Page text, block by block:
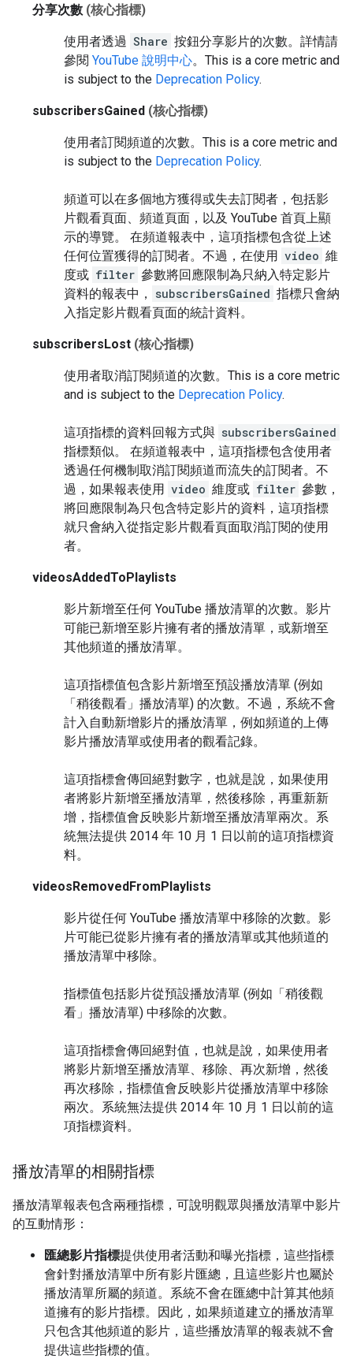
分享次數 (核心指標)
使用者透過 Share 按鈕分享影片的次數。詳情請
參閱 YouTube 說明中心。 This is a core metric and
is subject to the Deprecation Policy.
subscribersGained (核心指標)
使用者訂閱頻道的次數。 This is a core metric and
is subject to the Deprecation Policy.
頻道可以在多個地方獲得或失去訂閱者，包括影
片觀看頁面、頻道頁面，以及 YouTube 首頁上顯
示的導覽。 在頻道報表中，這項指標包含從上述
任何位置獲得的訂閱者。不過，在使用 video 維
度或 filter 參數將回應限制為只納入特定影片
資料的報表中，
subscribersGained 指標只會納
入指定影片觀看頁面的統計資料。
subscribersLost (核心指標)
使用者取消訂閱頻道的次數。 This is a core metric
and is subject to the Deprecation Policy.
這項指標的資料回報方式與 subscribersGained
指標類似。 在頻道報表中，這項指標包含使用者
透過任何機制取消訂閱頻道而流失的訂閱者。不
過，如果報表使用 video 維度或 filter 參數，
將回應限制為只包含特定影片的資料，這項指標
就只會納入從指定影片觀看頁面取消訂閱的使用
者。
videosAddedToPlaylists
影片新增至任何 YouTube 播放清單的次數。影片
可能已新增至影片擁有者的播放清單，或新增至
其他頻道的播放清單。
這項指標值包含影片新增至預設播放清單 (例如
「稍後觀看」播放清單) 的次數。不過，系統不會
計入自動新增影片的播放清單，例如頻道的上傳
影片播放清單或使用者的觀看記錄。
這項指標會傳回絕對數字，也就是說，如果使用
者將影片新增至播放清單，然後移除，再重新新
增，指標值會反映影片新增至播放清單兩次。系
統無法提供 2014 年 10 月 1 日以前的這項指標資
料。
videosRemovedFromPlaylists
影片從任何 YouTube 播放清單中移除的次數。影
片可能已從影片擁有者的播放清單或其他頻道的
播放清單中移除。
指標值包括影片從預設播放清單 (例如「稍後觀
看」播放清單) 中移除的次數。
這項指標會傳回絕對值，也就是說，如果使用者
將影片新增至播放清單、移除、再次新增，然後
再次移除，指標值會反映影片從播放清單中移除
兩次。系統無法提供 2014 年 10 月 1 日以前的這
項指標資料。
播放清單的相關指標
播放清單報表包含兩種指標，可說明觀眾與播放清單中影片
的互動情形：
匯總影片指標提供使用者活動和曝光指標，這些指標
會針對播放清單中所有影片匯總，且這些影片也屬於
播放清單所屬的頻道。系統不會在匯總中計算其他頻
道擁有的影片指標。因此，如果頻道建立的播放清單
只包含其他頻道的影片，這些播放清單的報表就不會
提供這些指標的值。